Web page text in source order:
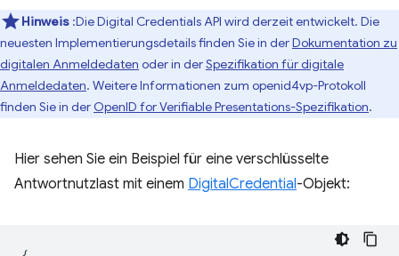
Hinweis :Die Digital Credentials API wird derzeit entwickelt. Die
neuesten Implementierungsdetails finden Sie in derDokumentation zu
digitalen Anmeldedaten oder in derSpezifikation für digitale
Anmeldedaten. Weitere Informationen zum openid4vp-Protokoll
finden Sie in der OpenID for Verifiable Presentations-Spezifikation.
Hier sehen Sie ein Beispiel für eine verschlüsselte
Antwortnutzlast mit einem DigitalCredential-Objekt: